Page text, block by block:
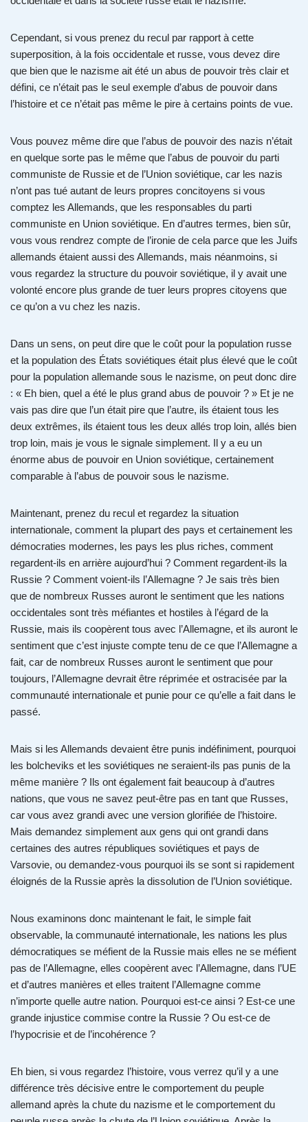
Cependant, si vous prenez du recul par rapport à cette
superposition, à la fois occidentale et russe, vous devez dire
que bien que le nazisme ait été un abus de pouvoir très clair et
défini, ce n’était pas le seul exemple d’abus de pouvoir dans
l’histoire et ce n’était pas même le pire à certains points de vue.
Vous pouvez même dire que l’abus de pouvoir des nazis n’était
en quelque sorte pas le même que l’abus de pouvoir du parti
communiste de Russie et de l’Union soviétique, car les nazis
n’ont pas tué autant de leurs propres concitoyens si vous
comptez les Allemands, que les responsables du parti
communiste en Union soviétique. En d’autres termes, bien sûr,
vous vous rendrez compte de l’ironie de cela parce que les Juifs
allemands étaient aussi des Allemands, mais néanmoins, si
vous regardez la structure du pouvoir soviétique, il y avait une
volonté encore plus grande de tuer leurs propres citoyens que
ce qu’on a vu chez les nazis.
Dans un sens, on peut dire que le coût pour la population russe
et la population des États soviétiques était plus élevé que le coût
pour la population allemande sous le nazisme, on peut donc dire
: « Eh bien, quel a été le plus grand abus de pouvoir ? » Et je ne
vais pas dire que l’un était pire que l’autre, ils étaient tous les
deux extrêmes, ils étaient tous les deux allés trop loin, allés bien
trop loin, mais je vous le signale simplement. Il y a eu un
énorme abus de pouvoir en Union soviétique, certainement
comparable à l’abus de pouvoir sous le nazisme.
Maintenant, prenez du recul et regardez la situation
internationale, comment la plupart des pays et certainement les
démocraties modernes, les pays les plus riches, comment
regardent-ils en arrière aujourd’hui ? Comment regardent-ils la
Russie ? Comment voient-ils l’Allemagne ? Je sais très bien
que de nombreux Russes auront le sentiment que les nations
occidentales sont très méfiantes et hostiles à l’égard de la
Russie, mais ils coopèrent tous avec l’Allemagne, et ils auront le
sentiment que c’est injuste compte tenu de ce que l’Allemagne a
fait, car de nombreux Russes auront le sentiment que pour
toujours, l’Allemagne devrait être réprimée et ostracisée par la
communauté internationale et punie pour ce qu’elle a fait dans le
passé.
Mais si les Allemands devaient être punis indéfiniment, pourquoi
les bolcheviks et les soviétiques ne seraient-ils pas punis de la
même manière ? Ils ont également fait beaucoup à d’autres
nations, que vous ne savez peut-être pas en tant que Russes,
car vous avez grandi avec une version glorifiée de l’histoire.
Mais demandez simplement aux gens qui ont grandi dans
certaines des autres républiques soviétiques et pays de
Varsovie, ou demandez-vous pourquoi ils se sont si rapidement
éloignés de la Russie après la dissolution de l’Union soviétique.
Nous examinons donc maintenant le fait, le simple fait
observable, la communauté internationale, les nations les plus
démocratiques se méfient de la Russie mais elles ne se méfient
pas de l’Allemagne, elles coopèrent avec l’Allemagne, dans l’UE
et d’autres manières et elles traitent l’Allemagne comme
n’importe quelle autre nation. Pourquoi est-ce ainsi ? Est-ce une
grande injustice commise contre la Russie ? Ou est-ce de
l’hypocrisie et de l’incohérence ?
Eh bien, si vous regardez l’histoire, vous verrez qu’il y a une
différence très décisive entre le comportement du peuple
allemand après la chute du nazisme et le comportement du